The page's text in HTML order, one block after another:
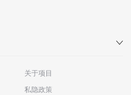
关于项目
私隐政策